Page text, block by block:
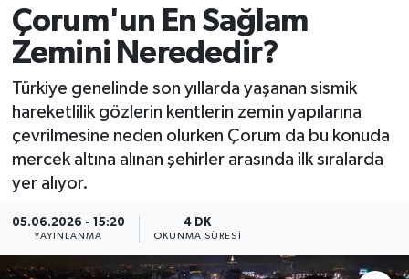
Çorum'un En Sağlam
Zemini Nerededir?
Türkiye genelinde son yıllarda yaşanan sismik
hareketlilik gözlerin kentlerin zemin yapılarına
çevrilmesine neden olurken Çorum da bu konuda
mercek altına alınan şehirler arasında ilk sıralarda
yer alıyor.
05.06.2026 - 15:20
YAYINLANMA
4 DK
OKUNMA SÜRESI
Turizm
Yaşam
Ekonomi
Spor
Antalya Namaz Vakitleri
Antalya Trafik Yoğunluk Haritası
Süper Lig Puan Durumu ve Fikstür
Son Dakika Haberleri
Haber Arşivi